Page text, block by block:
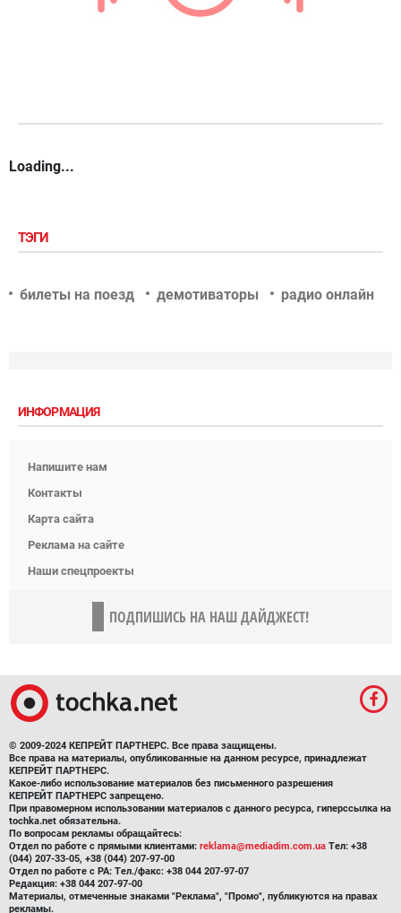
Loading...
ТЭГИ
билеты на поезд демотиваторы радио онлайн
ИНФОРМАЦИЯ
Напишите нам
Контакты
Карта сайта
Реклама на сайте
Наши спецпроекты
ПОДПИШИСЬ НА НАШ ДАЙДЖЕСТ!
© 2009-2024 КЕПРЕЙТ ПАРТНЕРС. Все права защищены.
Все права на материалы, опубликованные на данном ресурсе, принадлежат
КЕПРЕЙТ ПАРТНЕРС.
Какое-либо использование материалов без письменного разрешения
КЕПРЕЙТ ПАРТНЕРС запрещено.
При правомерном использовании материалов с данного ресурса, гиперссылка на
tochka.net обязательна.
По вопросам рекламы обращайтесь:
Отдел по работе с прямыми клиентами: reklama@mediadim.com.ua Тел: +38
(044) 207-33-05, +38 (044) 207-97-00
Отдел по работе с РА: Тел./факс: +38 044 207-97-07
Редакция: +38 044 207-97-00
Материалы, отмеченные знаками "Реклама", "Промо", публикуются на правах
рекламы.